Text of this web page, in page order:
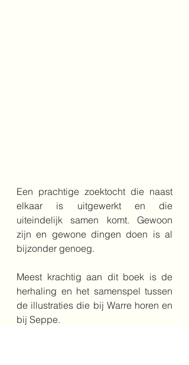
Een prachtige zoektocht die naast
elkaar is uitgewerkt en die
uiteindelijk samen komt. Gewoon
zijn en gewone dingen doen is al
bijzonder genoeg.
Meest krachtig aan dit boek is de
herhaling en het samenspel tussen
de illustraties die bij Warre horen en
bij Seppe.